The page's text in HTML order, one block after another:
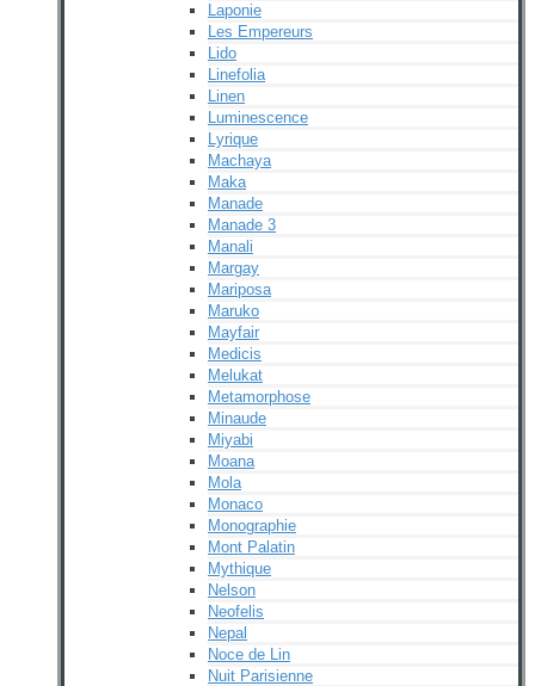
Laponie
Les Empereurs
Lido
Linefolia
Linen
Luminescence
Lyrique
Machaya
Maka
Manade
Manade 3
Manali
Margay
Mariposa
Maruko
Mayfair
Medicis
Melukat
Metamorphose
Minaude
Miyabi
Moana
Mola
Monaco
Monographie
Mont Palatin
Mythique
Nelson
Neofelis
Nepal
Noce de Lin
Nuit Parisienne